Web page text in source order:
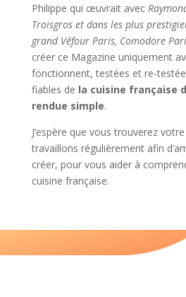
Philippe qui œuvrait avec
Troisgros et dans les plus
grand Véfour Paris, Comodore
créer ce Magazine uniquement
fonctionnent, testées et re-
fiables de la cuisine française
rendue simple.
J’espère que vous trouverez
travaillons régulièrement afin
créer, pour vous aider à
cuisine française.